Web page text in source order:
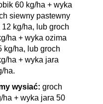
60 kg/ha + wyka
siewny pastewny
12 kg/ha, lub groch
ha + wyka ozima
kg/ha, lub groch
ha + wyka jara
ha.
wysiać: groch
+ wyka jara 50